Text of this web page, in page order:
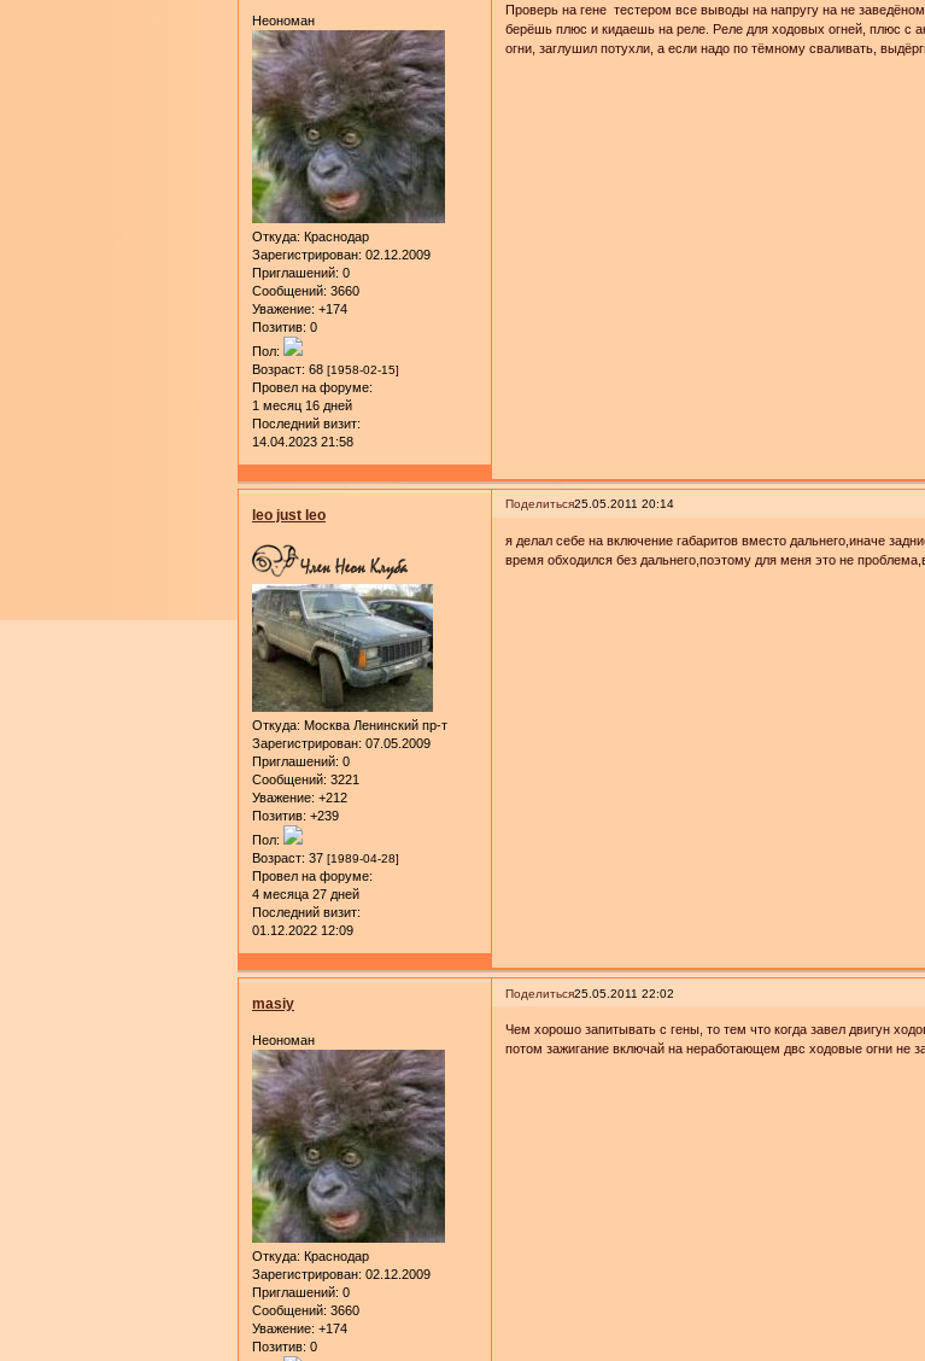
Неономан
Откуда: Краснодар
Зарегистрирован: 02.12.2009
Приглашений: 0
Сообщений: 3660
Уважение: +174
Позитив: 0
Пол:
Возраст: 68 [1958-02-15]
Провел на форуме:
1 месяц 16 дней
Последний визит:
14.04.2023 21:58
Проверь на гене тестером все выводы на напругу на не
берёшь плюс и кидаешь на реле. Реле для ходовых огней, плюс с
огни, заглушил потухли, а если надо по тёмному сваливать,
Поделиться25.05.2011 20:14
leo just leo
Откуда: Москва Ленинский пр-т
Зарегистрирован: 07.05.2009
Приглашений: 0
Сообщений: 3221
Уважение: +212
Позитив: +239
Пол:
Возраст: 37 [1989-04-28]
Провел на форуме:
4 месяца 27 дней
Последний визит:
01.12.2022 12:09
я делал себе на включение габаритов вместо дальнего,иначе
время обходился без дальнего,поэтому для меня это не
Поделиться25.05.2011 22:02
masiy
Неономан
Откуда: Краснодар
Зарегистрирован: 02.12.2009
Приглашений: 0
Сообщений: 3660
Уважение: +174
Позитив: 0
Чем хорошо запитывать с гены, то тем что когда завел двигун
потом зажигание включай на неработающем двс ходовые огни не